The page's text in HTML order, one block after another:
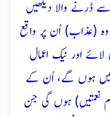
ڈرنے والا دیکھیں
(عذاب) اُن پر واقع
اور نیک اعمال
ہوں گے، اُن کے
ہوں گی جن